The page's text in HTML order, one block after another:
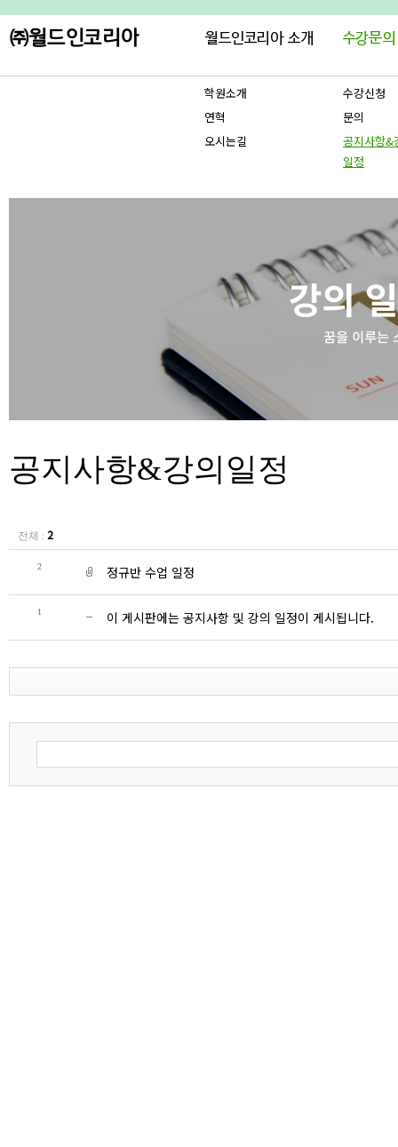
학원소개
연혁
오시는길
수강신청
문의
공지사항&
일정
공지사항&강의일정
전체 : 2
2 정규반 수업 일정
1 이 게시판에는 공지사항 및 강의 일정이 게시됩니다.